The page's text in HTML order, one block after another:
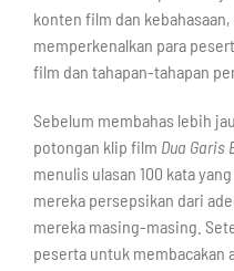
konten film dan
memperkenalkan para
film dan tahapan-tahapan
Sebelum membahas lebih
potongan klip film Dua Garis
menulis ulasan 100 kata
mereka persepsikan dari
mereka masing-masing.
peserta untuk membacakan